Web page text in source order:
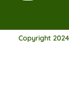
Copyright